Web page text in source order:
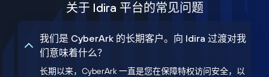
关于 Idira 平台的常见问题
我们是 CyberArk 的长期客户。向 Idira 过渡对我
们意味着什么？
长期以来，CyberArk 一直是您在保障特权访问安全，以